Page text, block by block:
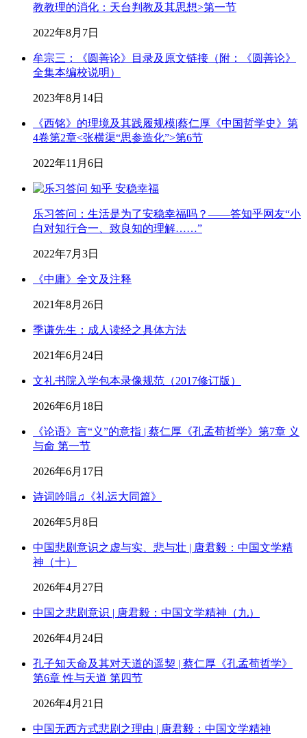
教教理的消化：天台判教及其思想>第一节
2022年8月7日
牟宗三：《圆善论》目录及原文链接（附：《圆善论》
全集本编校说明）
2023年8月14日
《西铭》的理境及其践履规模|蔡仁厚《中国哲学史》第
4卷第2章<张横渠“思参造化”>第6节
2022年11月6日
乐习答问：生活是为了安稳幸福吗？——答知乎网友“小
白对知行合一、致良知的理解……”
2022年7月3日
《中庸》全文及注释
2021年8月26日
季谦先生：成人读经之具体方法
2021年6月24日
文礼书院入学包本录像规范（2017修订版）
2026年6月18日
《论语》言“义”的意指 | 蔡仁厚《孔孟荀哲学》第7章 义
与命 第一节
2026年6月17日
诗词吟唱♫《礼运大同篇》
2026年5月8日
中国悲剧意识之虚与实、悲与壮 | 唐君毅：中国文学精
神（十）
2026年4月27日
中国之悲剧意识 | 唐君毅：中国文学精神（九）
2026年4月24日
孔子知天命及其对天道的遥契 | 蔡仁厚《孔孟荀哲学》
第6章 性与天道 第四节
2026年4月21日
中国无西方式悲剧之理由 | 唐君毅：中国文学精神